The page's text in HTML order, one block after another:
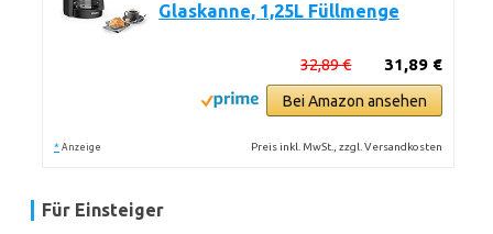
Glaskanne, 1,25L Füllmenge
31,89 €
32,89 €
Bei Amazon ansehen
* Anzeige Preis inkl. MwSt., zzgl. Versandkosten
Für Einsteiger